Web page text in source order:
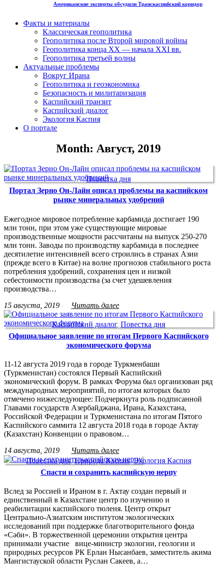
Американские эксперты обсудили Транскаспийский коридор
Факты и материалы
Классическая геополитика
Геополитика после Второй мировой войны
Геополитика конца XX — начала XXI вв.
Геополитика третьей волны
Актуальные проблемы
Вокруг Ирана
Геополитика и геоэкономика
Безопасность и милитаризация
Каспийский транзит
Каспийский диалог
Экология Каспия
О портале
Month: Август, 2019
Повестка дня
Портал Зерно Он-Лайн описал проблемы на каспийском
рынке минеральных удобрений
Ежегодное мировое потребление карбамида достигает 190
млн тонн, при этом уже существующие мировые
производственные мощности рассчитаны на выпуск 250-270
млн тонн. Заводы по производству карбамида в последнее
десятилетие интенсивней всего строились в странах Азии
(прежде всего в Китае) на волне прогнозов стабильного роста
потребления удобрений, сохранения цен и низкой
себестоимости производства (за счет удешевления
производства…
15 августа, 2019
Читать далее
Каспийский диалог, Повестка дня
Официальное заявление по итогам Первого Каспийского
экономического форума
11-12 августа 2019 года в городе Туркменбаши
(Туркменистан) состоялся Первый Каспийский
экономический форум. В рамках Форума был организован ряд
международных мероприятий, по итогам которых было
отмечено нижеследующее: Подчеркнута роль подписанной
Главами государств Азербайджана, Ирана, Казахстана,
Российской Федерации и Туркменистана по итогам Пятого
Каспийского саммита 12 августа 2018 года в городе Актау
(Казахстан) Конвенции о правовом…
14 августа, 2019
Читать далее
Повестка дня,Природа Каспия,Экология Каспия
Спасти и сохранить каспийскую нерпу
Вслед за Россией и Ираном в г. Актау создан первый и
единственный в Казахстане центр по изучению и
реабилитации каспийского тюленя. Центр открыт
Центрально-Азиатским институтом экологических
исследований при поддержке благотворительного фонда
«Сәби». В торжественной церемонии открытия центра
принимали участие вице-министр экологии, геологии и
природных ресурсов РК Ерлан Нысанбаев, заместитель акима
Мангистауской области Руслан Сакеев, а…